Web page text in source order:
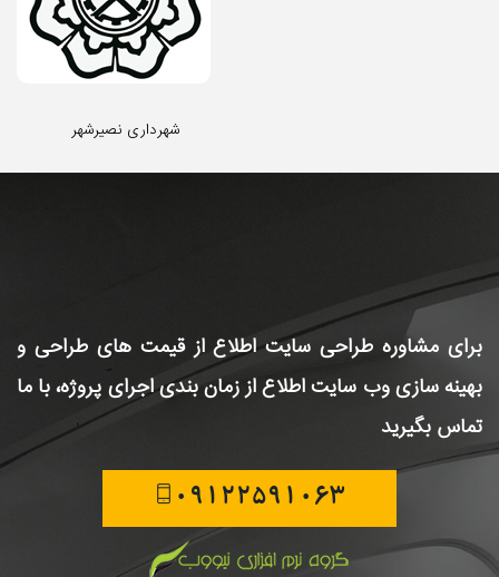
شهرداری نصیرشهر
برای مشاوره طراحی سایتاطلاع از قیمت های طراحی و
بهینه سازی وب سایتاطلاع از زمان بندی اجرای پروژه، با ما
تماس بگیرید
09122591063